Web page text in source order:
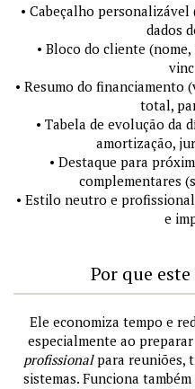
• Cabeçalho
dados
• Bloco do cliente
• Resumo do financiamento
total,
• Tabela de evolução da
amortização,
• Destaque para
complementares
• Estilo neutro e
e
Por que
Ele economiza tempo e
especialmente ao
profissionalpara reuniões,
sistemas. Funciona